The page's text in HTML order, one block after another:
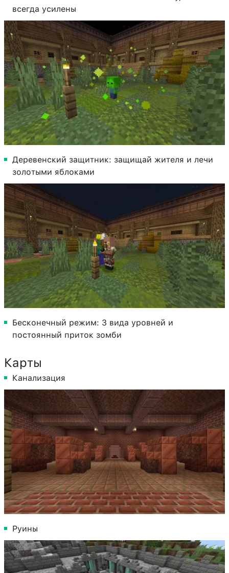
всегда усилены
Деревенский защитник: защищай жителя и лечи
золотыми яблоками
Бесконечный режим: 3 вида уровней и
постоянный приток зомби
Карты
Канализация
Руины